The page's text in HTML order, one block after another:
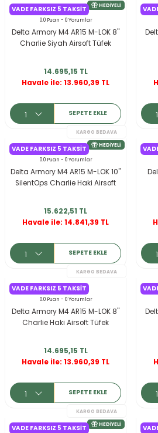
VADE FARKSIZ 5 TAKSIT
KARGO BEDAVA
0.0 Puan - 0 Yorumlar
Delta Armory M4 AR15 M-LOK 8''
Charlie Siyah Airsoft Tüfek
14.695,15 TL
Havale ile: 13.960,39 TL
SEPETE EKLE
HEDIYELI
VADE FARKSIZ 5 TAKSIT
KARGO BEDAVA
0.0 Puan - 0 Yorumlar
Delta Armory M4 AR15 M-LOK 10''
SilentOps Charlie Haki Airsoft
15.622,51 TL
Havale ile: 14.841,39 TL
SEPETE EKLE
VADE FARKSIZ 5 TAKSIT
0.0 Puan - 0 Yorumlar
Delta Armory M4 AR15 M-LOK 8''
Charlie Haki Airsoft Tüfek
14.695,15 TL
Havale ile: 13.960,39 TL
SEPETE EKLE
VADE FARKSIZ 5 TAKSIT